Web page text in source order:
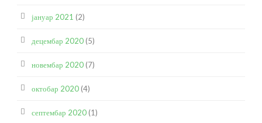
јануар 2021 (2)
децембар 2020 (5)
новембар 2020 (7)
октобар 2020 (4)
септембар 2020 (1)